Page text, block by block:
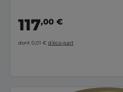
117,00 €
dont 0,01 € d’éco-part